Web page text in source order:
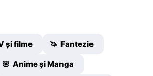
și filme 🦄 Fantezie
🌸 Anime și Manga